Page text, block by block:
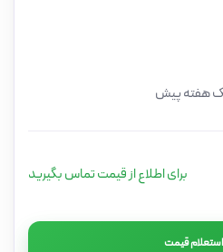
هفته پیش
برای اطلاع از قیمت تماس بگیرید
استعلام قیمت